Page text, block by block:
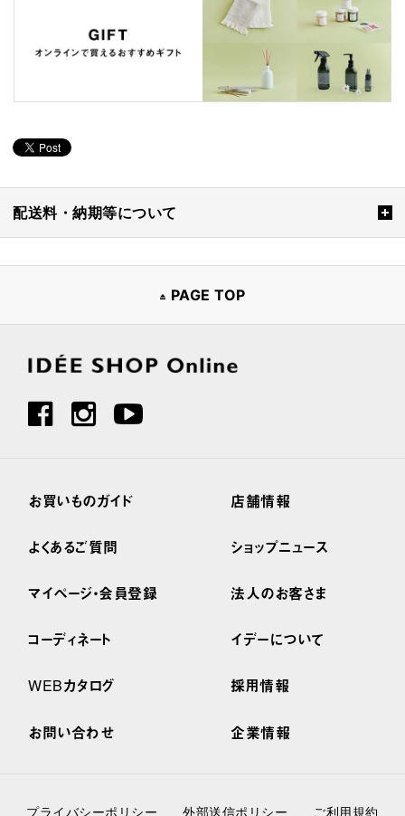
配送料・納期等について
PAGE TOP
お買いものガイド
よくあるご質問
マイページ・会員登録
コーディネート
WEBカタログ
お問い合わせ
店舗情報
ショップニュース
法人のお客さま
イデーについて
採用情報
企業情報
プライバシーポリシー 外部送信ポリシー ご利用規約